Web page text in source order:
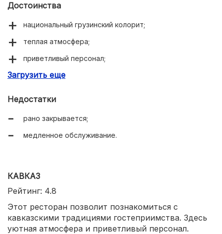
Достоинства
национальный грузинский колорит;
теплая атмосфера;
приветливый персонал;
живая музыка;
Загрузить еще
Недостатки
рано закрывается;
медленное обслуживание.
КАВКАЗ
Рейтинг: 4.8
Этот ресторан позволит познакомиться с
кавказскими традициями гостеприимства. Здесь
уютная атмосфера и приветливый персонал.